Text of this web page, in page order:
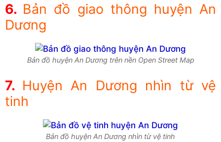
Bản đồ giao thông huyện An
Dương
Bản đồ huyện An Dương trên nền Open Street Map
Huyện An Dương nhìn từ vệ
tinh
Bản đồ huyện An Dương nhìn từ vệ tinh